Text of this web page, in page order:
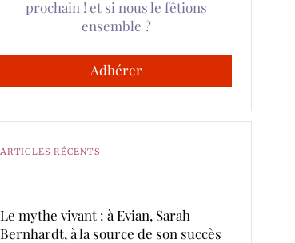
prochain ! et si nous le fêtions
ensemble ?
Adhérer
ARTICLES RÉCENTS
Le mythe vivant : à Evian, Sarah
Bernhardt, à la source de son succès